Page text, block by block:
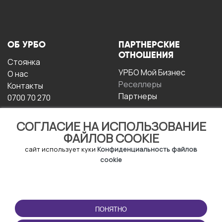
СОГЛАСИЕ НА ИСПОЛЬЗОВАНИЕ
ФАЙЛОВ COOKIE
сайт использует куки Конфиденциальность файлов
cookie
ПОНЯТНО
ОБ УРБО
Стоянка
О нас
Контакты
0700 70 270
ПАРТНЕРСКИЕ
ОТНОШЕНИЯ
УРБО Мой Бизнес
Реселлеры
Партнеры
ЭКСПЛУАТАЦИИ
Условия и положения
ПРИЛОЖЕНИЕ